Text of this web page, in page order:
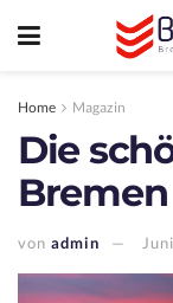
Home Magazin
Die
Bremen
von admin